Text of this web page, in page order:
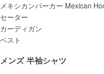
メキシカンパーカー Mexican
セーター
カーディガン
ベスト
メンズ 半袖シャツ